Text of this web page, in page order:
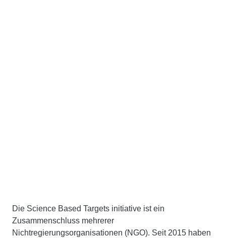
Die Science Based Targets initiative ist ein
Zusammenschluss mehrerer
Nichtregierungsorganisationen (NGO). Seit 2015 haben